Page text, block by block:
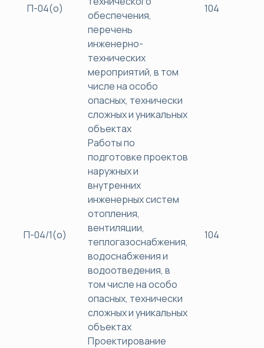
П-04(о)
обеспечения,
перечень
инженерно-
технических
мероприятий, в том
числе на особо
опасных, технически
сложных и уникальных
объектах
104
П-04/1(о)
Работы по
подготовке проектов
наружных и
внутренних
инженерных систем
отопления,
вентиляции,
теплогазоснабжения,
водоснабжения и
водоотведения, в
том числе на особо
опасных, технически
сложных и уникальных
объектах
104
Проектирование